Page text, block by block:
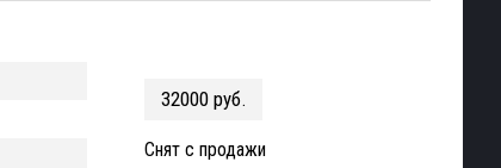
32000 руб.
Снят с продажи